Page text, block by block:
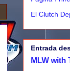
El Clutch
Entrada
MLW with